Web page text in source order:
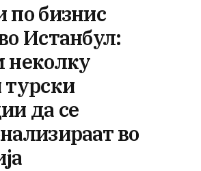
по бизнис
Истанбул:
неколку
да се
во